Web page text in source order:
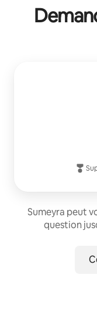
Sumeyra peut
question